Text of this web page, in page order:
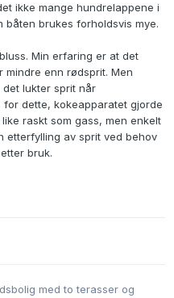
ikke mange hundrelappene i
brukes forholdsvis mye.
Min erfaring er at det
mindre enn rødsprit. Men
lukter sprit når
dette, kokeapparatet gjorde
raskt som gass, men enkelt
etterfylling av sprit ved behov
bruk.
med to terasser og